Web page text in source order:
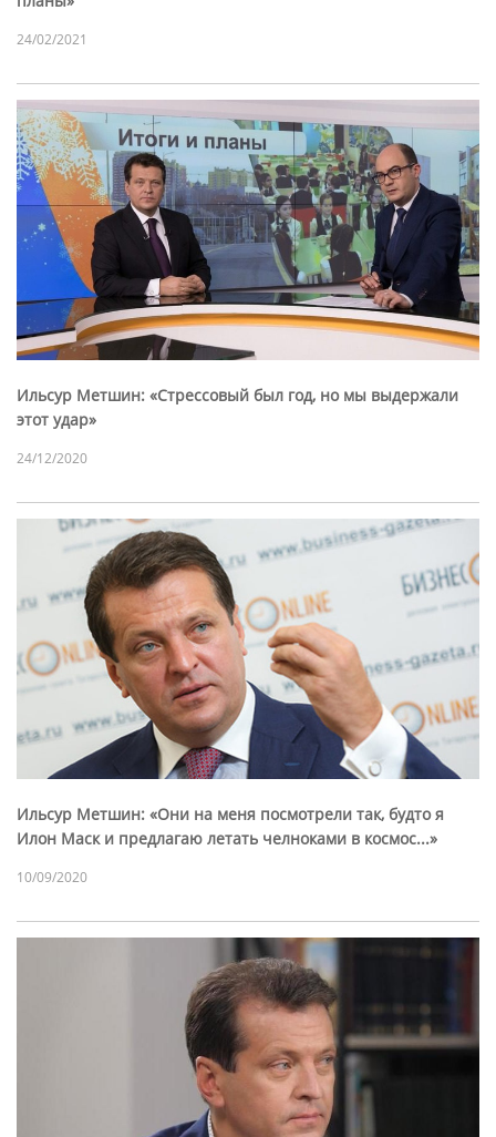
24/02/2021
Ильсур Метшин: «Стрессовый был год, но мы выдержали
этот удар»
24/12/2020
Ильсур Метшин: «Они на меня посмотрели так, будто я
Илон Маск и предлагаю летать челноками в космос...»
10/09/2020